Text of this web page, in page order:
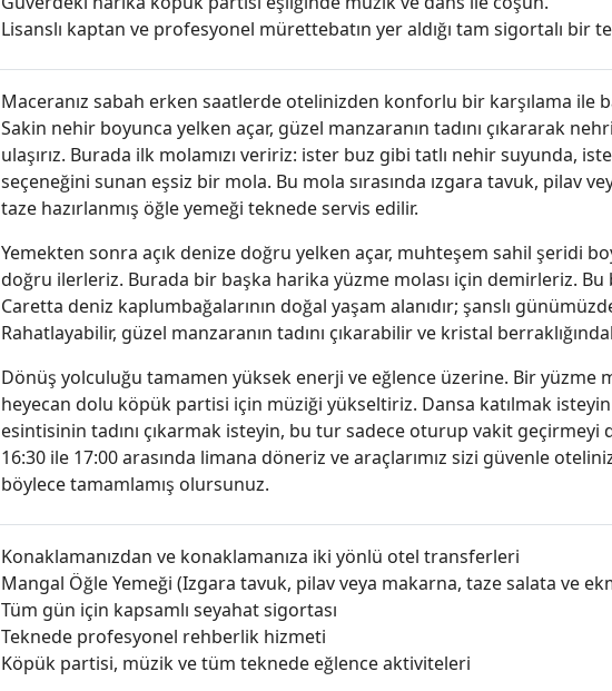
Lisanslı kaptan ve profesyonel mürettebatın yer aldığı tam sigortalı bir
Maceranız sabah erken saatlerde otelinizden konforlu bir karşılama ile
Sakin nehir boyunca yelken açar, güzel manzaranın tadını çıkararak
ulaşırız. Burada ilk molamızı veririz: ister buz gibi tatlı nehir suyunda,
seçeneğini sunan eşsiz bir mola. Bu mola sırasında ızgara tavuk, pilav
taze hazırlanmış öğle yemeği teknede servis edilir.
Yemekten sonra açık denize doğru yelken açar, muhteşem sahil şeridi
doğru ilerleriz. Burada bir başka harika yüzme molası için demirleriz. Bu
Caretta deniz kaplumbağalarının doğal yaşam alanıdır; şanslı
Rahatlayabilir, güzel manzaranın tadını çıkarabilir ve kristal
Dönüş yolculuğu tamamen yüksek enerji ve eğlence üzerine. Bir yüzme
heyecan dolu köpük partisi için müziği yükseltiriz. Dansa katılmak isteyin
esintisinin tadını çıkarmak isteyin, bu tur sadece oturup vakit geçirmeyi
16:30 ile 17:00 arasında limana döneriz ve araçlarımız sizi güvenle
böylece tamamlamış olursunuz.
Konaklamanızdan ve konaklamanıza iki yönlü otel transferleri
Mangal Öğle Yemeği (Izgara tavuk, pilav veya makarna, taze salata ve
Tüm gün için kapsamlı seyahat sigortası
Teknede profesyonel rehberlik hizmeti
Köpük partisi, müzik ve tüm teknede eğlence aktiviteleri